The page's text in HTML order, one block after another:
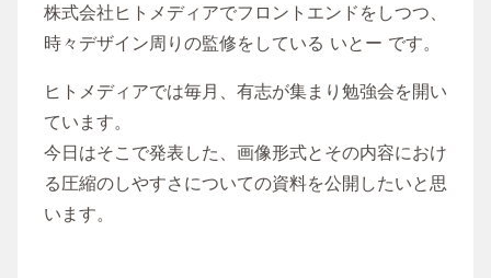
株式会社ヒトメディアでフロントエンドをしつつ、
時々デザイン周りの監修をしている いとー です。
ヒトメディアでは毎月、有志が集まり勉強会を開い
ています。
今日はそこで発表した、画像形式とその内容におけ
る圧縮のしやすさについての資料を公開したいと思
います。